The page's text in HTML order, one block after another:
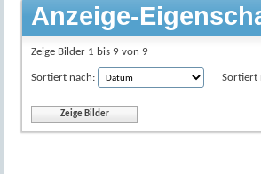
Anzeige-
Zeige Bilder 1 bis 9 von 9
Sortiert nach: Sortiert